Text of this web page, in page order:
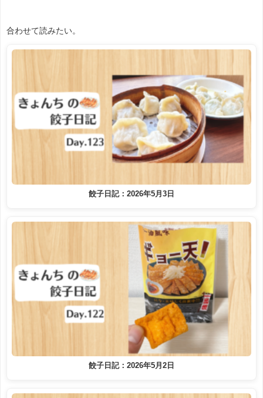
合わせて読みたい。
餃子日記：2026年5月3日
餃子日記：2026年5月2日